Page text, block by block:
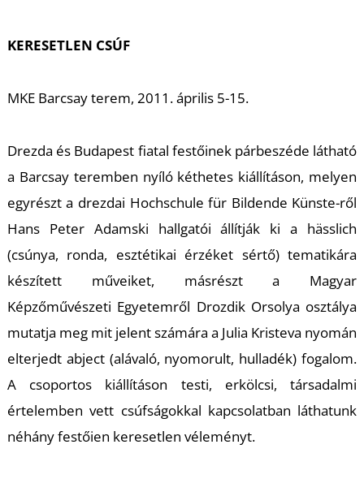
KERESETLEN CSÚF
MKE Barcsay terem, 2011. április 5-15.
Drezda és Budapest fiatal festőinek párbeszéde látható
a Barcsay teremben nyíló kéthetes kiállításon, melyen
egyrészt a drezdai Hochschule für Bildende Künste-ről
Hans Peter Adamski hallgatói állítják ki a hässlich
(csúnya, ronda, esztétikai érzéket sértő) tematikára
készített műveiket, másrészt a Magyar
Képzőművészeti Egyetemről Drozdik Orsolya osztálya
mutatja meg mit jelent számára a Julia Kristeva nyomán
elterjedt abject(alávaló, nyomorult, hulladék) fogalom.
A csoportos kiállításon testi, erkölcsi, társadalmi
értelemben vett csúfságokkal kapcsolatban láthatunk
néhány festőien keresetlen véleményt.